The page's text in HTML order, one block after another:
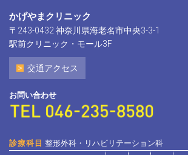
かげやまクリニック
〒243-0432 神奈川県海老名市中央3-3-1
駅前クリニック・モール3F
交通アクセス
お問い合わせ
診療科目 整形外科・リハビリテーション科